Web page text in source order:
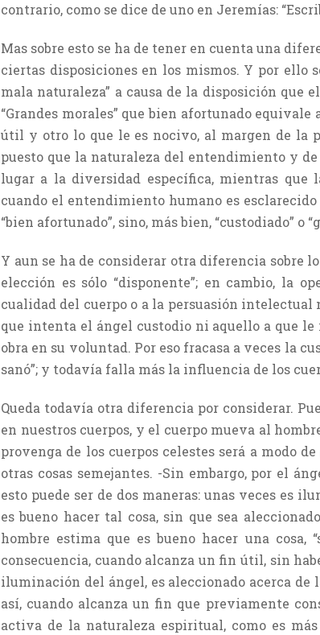
contrario, como se dice de uno en Jeremías:
Mas sobre esto se ha de tener en cuenta una
ciertas disposiciones en los mismos. Y por ello
mala naturaleza” a causa de la disposición que
“Grandes morales” que bien afortunado
útil y otro lo que le es nocivo, al margen de la
puesto que la naturaleza del entendimiento y
lugar a la diversidad específica, mientras
cuando el entendimiento humano es
“bien afortunado”, sino, más bien, “custodiado” o
Y aun se ha de considerar otra diferencia sobre
elección es sólo “disponente”; en cambio, la
cualidad del cuerpo o a la persuasión
que intenta el ángel custodio ni aquello a que
obra en su voluntad. Por eso fracasa a veces la
sanó”; y todavía falla más la influencia de los
Queda todavía otra diferencia por considerar.
en nuestros cuerpos, y el cuerpo mueva al
provenga de los cuerpos celestes será a modo
otras cosas semejantes. -Sin embargo, por el
esto puede ser de dos maneras: unas veces es
es bueno hacer tal cosa, sin que sea
hombre estima que es bueno hacer una cosa,
consecuencia, cuando alcanza un fin útil, sin
iluminación del ángel, es aleccionado acerca de
así, cuando alcanza un fin que previamente
activa de la naturaleza espiritual, como es